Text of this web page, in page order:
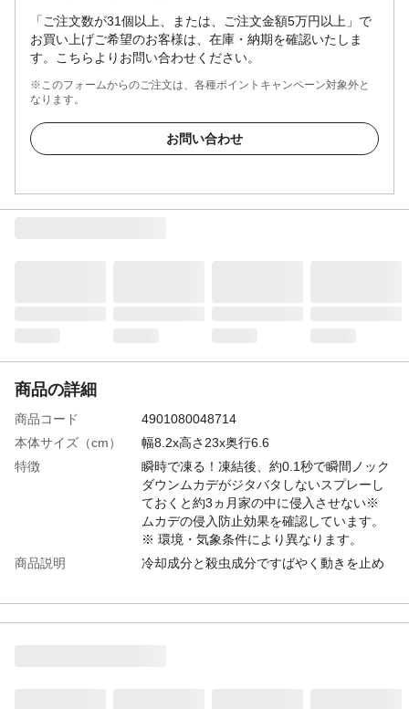
「ご注文数が31個以上、または、ご注文金額5万円以上」で
お買い上げご希望のお客様は、在庫・納期を確認いたしま
す。こちらよりお問い合わせください。
※このフォームからのご注文は、各種ポイントキャンペーン対象外と
なります。
お問い合わせ
商品の詳細
商品コード
4901080048714
本体サイズ（cm）
幅8.2x高さ23x奥行6.6
特徴
瞬時で凍る！凍結後、約0.1秒で瞬間ノック
ダウンムカデがジタバタしないスプレーし
ておくと約3ヵ月家の中に侵入させない※
ムカデの侵入防止効果を確認しています。
※ 環境・気象条件により異なります。
商品説明
冷却成分と殺虫成分ですばやく動きを止め